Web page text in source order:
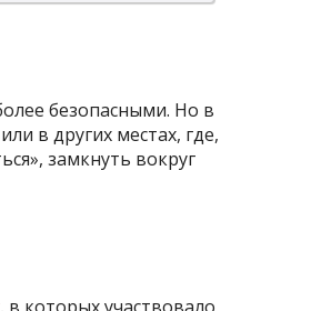
безопасными. Но в
в других местах, где,
замкнуть вокруг